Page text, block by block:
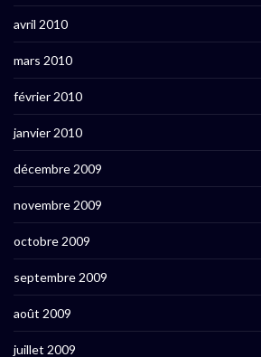
avril 2010
mars 2010
février 2010
janvier 2010
décembre 2009
novembre 2009
octobre 2009
septembre 2009
août 2009
juillet 2009